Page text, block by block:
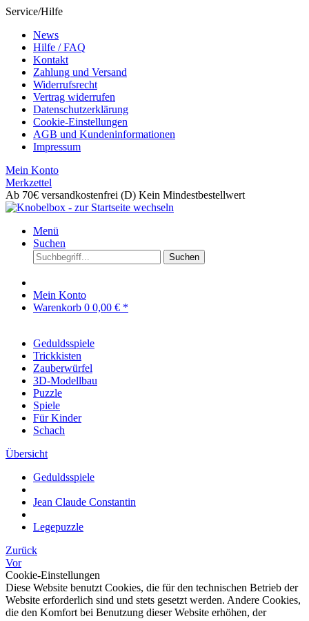
Service/Hilfe
News
Hilfe / FAQ
Kontakt
Zahlung und Versand
Widerrufsrecht
Vertrag widerrufen
Datenschutzerklärung
Cookie-Einstellungen
AGB und Kundeninformationen
Impressum
Mein Konto
Merkzettel
Ab 70€ versandkostenfrei (D) Kein Mindestbestellwert
Menü
Suchen
Suchen
Mein Konto
Warenkorb 0 0,00 € *
Geduldsspiele
Trickkisten
Zauberwürfel
3D-Modellbau
Puzzle
Spiele
Für Kinder
Schach
Übersicht
Geduldsspiele
Jean Claude Constantin
Legepuzzle
Zurück
Vor
Cookie-Einstellungen
Diese Website benutzt Cookies, die für den technischen Betrieb der
Website erforderlich sind und stets gesetzt werden. Andere Cookies,
die den Komfort bei Benutzung dieser Website erhöhen, der